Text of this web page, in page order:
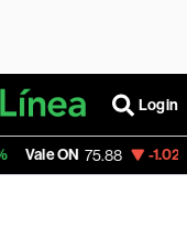
Login
-1.02% Itaú PN 42.21